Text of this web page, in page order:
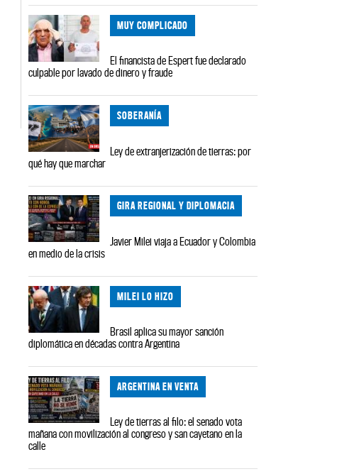
MUY COMPLICADO
El financista de Espert fue declarado
culpable por lavado de dinero y fraude
SOBERANÍA
Ley de extranjerización de tierras: por
qué hay que marchar
GIRA REGIONAL Y DIPLOMACIA
Javier Milei viaja a Ecuador y Colombia
en medio de la crisis
MILEI LO HIZO
Brasil aplica su mayor sanción
diplomática en décadas contra Argentina
ARGENTINA EN VENTA
Ley de tierras al filo: el senado vota
mañana con movilización al congreso y san cayetano en la
calle